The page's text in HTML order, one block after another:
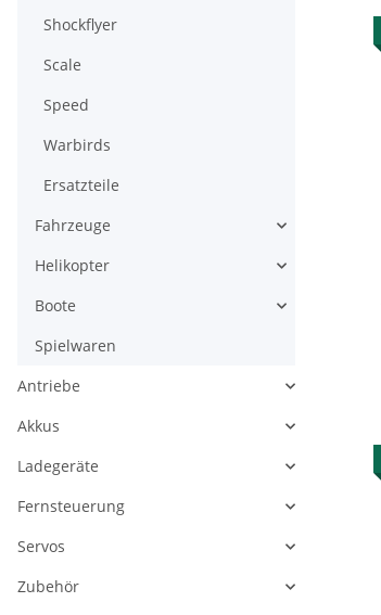
Shockflyer
Scale
Speed
Warbirds
Ersatzteile
Fahrzeuge
Helikopter
Boote
Spielwaren
Antriebe
Akkus
Ladegeräte
Fernsteuerung
Servos
Zubehör